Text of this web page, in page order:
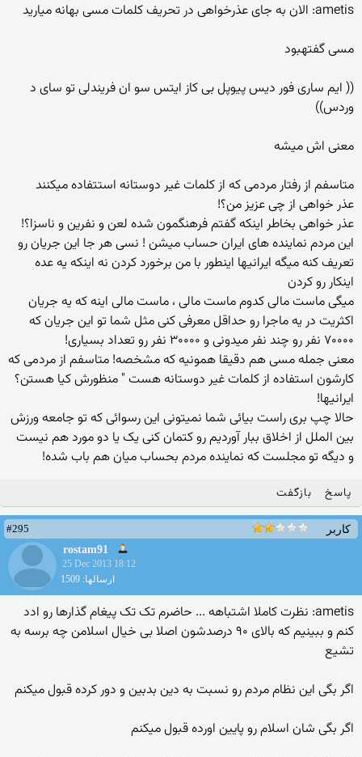
ametis: الان به جای عذرخواهی در تحریف کلمات مسی بهانه میارید
مسی گفتهبود
(( ایم ساری فور دیس پیوپل بی کاز ایتس سو ان فریندلی تو سای د
وردس))
معنی اش میشه
متاسفم از رفتار مردمی که از کلمات غیر دوستانه استتفاده میکنند
عذر خواهی از چی عزیز من؟!
عذر خواهی بخاطر اینکه گفتم فرهنگمون شده لعن و نفرین و ناسزا؟!
این مردم نماینده های ایران حساب میشن ! نسی هر جا این جریان رو
تعریف کنه میگه ایرانیها اینطور با من برخورد کردن نه اینکه یه عده
اینکار رو کردن
میگی ماست مالی کدوم ماست مالی ، ماست مالی اینه که یه جریان
اکثریت در یه ماجرا رو حداقل معرفی کنی مثل شما تو این جریان که
۷۰۰۰۰ نفر رو چند نفر میدونی و ۳۰۰۰۰ نفر رو تعداد بسیاری!
معنی جمله مسی هم دقیقا همونیه که مشخصه! متاسفم از مردمی که
کارشون استفاده از کلمات غیر دوستانه هست " منظورش کیا هستن؟
ایرانیها!
حالا چپ بری راست بیائی شما نمیتونی این رسوائی که تو جامعه ورزش
بین الملل از اخلاق ببار آوردیم رو کتمان کنی یک یا دو مورد هم نیست
و دیگه تو مجلست که نماینده مردم بحساب میان هم باب شده!
پاسخ بازگفت
کاربر
#295
rostam91
25 Dec 2013 18:12
ارسالها: 1509
ametis: نظرت کاملا اشتباهه ... حاضرم تک تک پیغام گذارها رو ادد
کنم و ببینیم که بالای ۹۰ درصدشون اصلا بی خیال اسلامن چه برسه به
تشیع
اگر بگی این نظام مردم رو نسبت به دین بدبین و دور کرده قبول میکنم
اگر بگی شان اسلام رو پایین اورده قبول میکنم